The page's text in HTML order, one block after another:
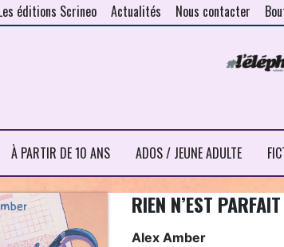
éditions Scrineo Actualités Nous contacter
À PARTIR DE 10 ANS ADOS / JEUNE ADULTE
RIEN N’EST PARFAIT
Alex Amber